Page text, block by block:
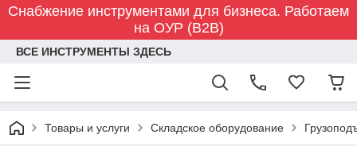
Снабжение инструментами для бизнеса. Работаем
на ОУР (B2B)
ВСЕ ИНСТРУМЕНТЫ ЗДЕСЬ
Товары и услуги Складское оборудование